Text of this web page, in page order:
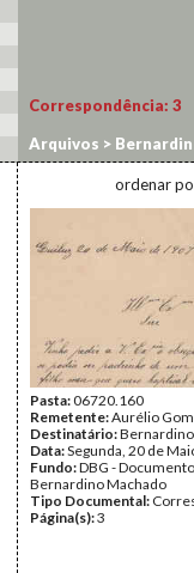
Correspondência: 3
Arquivos >
ordenar
Pasta:06720.160
Remetente:Aurélio
Destinatário:
Data:Segunda, 20 de
Fundo:DBG -
Bernardino Machado
Tipo Documental:
Página(s):3